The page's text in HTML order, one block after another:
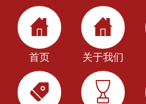

首页

关于我们
 